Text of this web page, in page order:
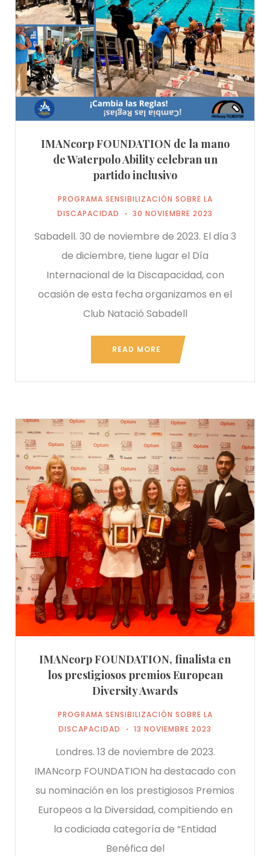
IMANcorp FOUNDATION de la mano
de Waterpolo Ability celebran un
partido inclusivo
PROGRAMA SENSIBILIZACIÓN SOBRE LA
DISCAPACIDAD
30 NOVIEMBRE 2023
Sabadell. 30 de noviembre de 2023. El día 3
de diciembre, tiene lugar el Día
Internacional de la Discapacidad, con
ocasión de esta fecha organizamos en el
Club Natació Sabadell
READ MORE
IMANcorp FOUNDATION, finalista en
los prestigiosos premios European
Diversity Awards
PROGRAMA SENSIBILIZACIÓN SOBRE LA
DISCAPACIDAD
13 NOVIEMBRE 2023
Londres. 13 de noviembre de 2023.
IMANcorp FOUNDATION ha destacado con
su nominación en los prestigiosos Premios
Europeos a la Diversidad, compitiendo en
la codiciada categoría de “Entidad
Benéfica del